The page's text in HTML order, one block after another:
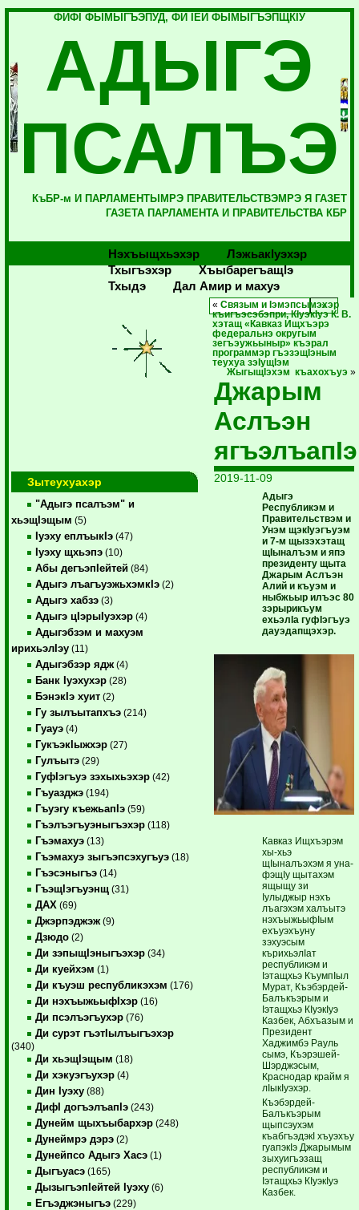
ФИФI ФЫМЫГЪЭПУД, ФИ IЕЙ ФЫМЫГЪЭПЩКIУ
АДЫГЭ
ПСАЛЪЭ
КъБР-м И ПАРЛАМЕНТЫМРЭ ПРАВИТЕЛЬСТВЭМРЭ Я ГАЗЕТ
ГАЗЕТА ПАРЛАМЕНТА И ПРАВИТЕЛЬСТВА КБР
Нэхъыщхьэхэр
Лэжьакlуэхэр
Тхыгъэхэр
Хъыбарегъащlэ
Тхыдэ
Дал Амир и махуэ
Зытеухуахэр
"Адыгэ псалъэм" и
хьэщIэщым (5)
Iуэху еплъыкIэ (47)
Iуэху щхьэпэ (10)
Абы дегъэпIейтей (84)
Адыгэ лъагъуэжьхэмкIэ (2)
Адыгэ хабзэ (3)
Адыгэ цIэрыIуэхэр (4)
Адыгэбзэм и махуэм
ирихьэлIэу (11)
Адыгэбзэр ядж (4)
Банк Iуэхухэр (28)
БэнэкIэ хуит (2)
Гу зылъытапхъэ (214)
Гуауэ (4)
ГукъэкIыжхэр (27)
Гулъытэ (29)
ГуфIэгъуэ зэхыхьэхэр (42)
Гъуазджэ (194)
Гъуэгу къежьапIэ (59)
Гъэлъэгъуэныгъэхэр (118)
Гъэмахуэ (13)
Гъэмахуэ зыгъэпсэхугъуэ (18)
Гъэсэныгъэ (14)
ГъэщIэгъуэнщ (31)
ДАХ (69)
Джэрпэджэж (9)
Дзюдо (2)
Ди зэпыщIэныгъэхэр (34)
Ди куейхэм (1)
Ди къуэш республикэхэм (176)
Ди нэхъыжьыфIхэр (16)
Ди псэлъэгъухэр (76)
Ди сурэт гъэтIылъыгъэхэр
(340)
Ди хьэщIэщым (18)
Ди хэкуэгъухэр (4)
Дин Iуэху (88)
ДифI догъэлъапIэ (243)
Дунейм щыхъыбархэр (248)
Дунеймрэ дэрэ (2)
Дунейпсо Адыгэ Хасэ (1)
Дыгъуасэ (165)
ДызыгъэпIейтей Iуэху (6)
Егъэджэныгъэ (229)
«Связым и Iэмэпсымэхэр
къигъэсэбэпри, КIуэкIуэ К. В.
хэтащ «Кавказ Ищхъэрэ
федеральнэ округым
зегъэужьыныр» къэрал
программэр гъэзэщIэным
теухуа зэIущIэм
ЖыгыщIэхэм къахохъуэ »
Джарым
Аслъэн
ягъэлъапIэ
2019-11-09
Адыгэ
Республикэм и
Правительствэм и
Унэм щэкIуэгъуэм
и 7-м щы­зэхэтащ
щIыналъэм и япэ
президенту щыта
Джарым Аслъэн
Алий и къуэм и
ныбжьыр илъэс 80
зэры­рикъум
ехьэлIа гуфIэгъуэ
дауэдапщэхэр.
Кавказ Ищхъэрэм
хы-хьэ
щIыналъэхэм я уна­
фэ­щIу щытахэм
ящыщу зи
Iулыджыр нэхъ
лъагэхэм ха­лъытэ
нэхъыжьыфIым
ехъуэхъуну
зэхуэсым
кърихьэлIат
республикэм и
Iэтащхьэ КъумпIыл
Мурат, Къэбэрдей-
Балъкъэрым и
Iэтащхьэ КIуэкIуэ
Казбек, Абхъазым и
Президент
Хаджимбэ Рауль
сымэ, Къэрэшей-
Шэрджэсым,
Краснодар крайм я
лIы­кIуэхэр.
Къэбэрдей-
Балъкъэрым
щыпсэухэм
къабгъэдэкI хъуэхъу
гуапэкIэ Джары­мым
зыхуигъэзащ
республикэм и
Iэтащхьэ КIуэкIуэ
Казбек.